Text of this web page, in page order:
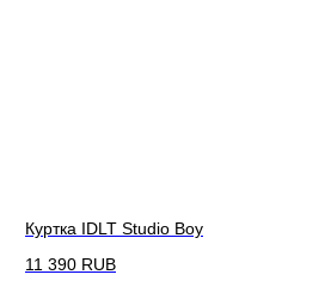
Куртка IDLT Studio Boy
11 390 RUB